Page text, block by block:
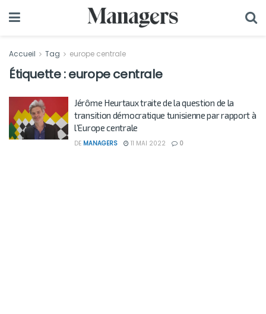
Accueil Tag europe centrale
Étiquette :europe centrale
Jérôme Heurtaux traite de la question de la
transition démocratique tunisienne par rapport à
l’Europe centrale
DE MANAGERS 11 MAI 2022 0